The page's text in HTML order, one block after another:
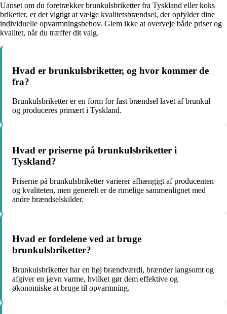
Uanset om du foretrækker brunkulsbriketter fra Tyskland eller koks
briketter, er det vigtigt at vælge kvalitetsbrændsel, der opfylder dine
individuelle opvarmningsbehov. Glem ikke at overveje både priser og
kvalitet, når du træffer dit valg.
Hvad er brunkulsbriketter, og hvor kommer de
fra?
Brunkulsbriketter er en form for fast brændsel lavet af brunkul
og produceres primært i Tyskland.
Hvad er priserne på brunkulsbriketter i
Tyskland?
Priserne på brunkulsbriketter varierer afhængigt af producenten
og kvaliteten, men generelt er de rimelige sammenlignet med
andre brændselskilder.
Hvad er fordelene ved at bruge
brunkulsbriketter?
Brunkulsbriketter har en høj brændværdi, brænder langsomt og
afgiver en jævn varme, hvilket gør dem effektive og
økonomiske at bruge til opvarmning.